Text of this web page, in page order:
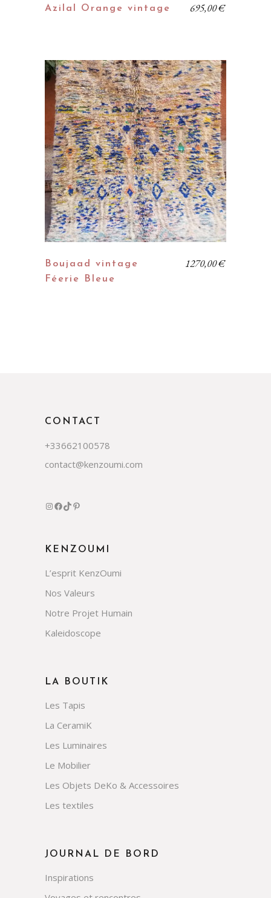
Azilal Orange vintage 695,00€
Boujaad vintage
Féerie Bleue
1270,00€
CONTACT
+33662100578
contact@kenzoumi.com
KENZOUMI
L’esprit KenzOumi
Nos Valeurs
Notre Projet Humain
Kaleidoscope
LA BOUTIK
Les Tapis
La CeramiK
Les Luminaires
Le Mobilier
Les Objets DeKo & Accessoires
Les textiles
JOURNAL DE BORD
Inspirations